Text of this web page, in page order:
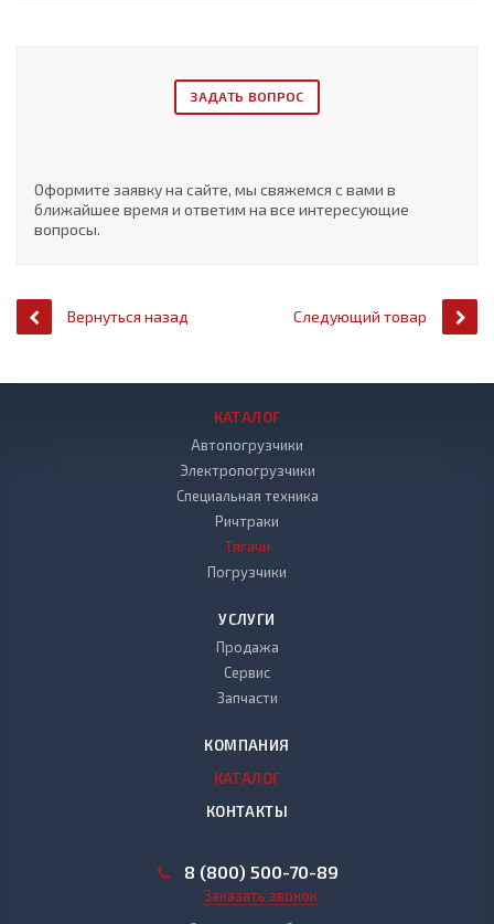
ЗАДАТЬ ВОПРОС
Оформите заявку на сайте, мы свяжемся с вами в
ближайшее время и ответим на все интересующие
вопросы.
Вернуться назад Следующий товар
КАТАЛОГ
Автопогрузчики
Электропогрузчики
Специальная техника
Ричтраки
Тягачи
Погрузчики
УСЛУГИ
Продажа
Сервис
Запчасти
КОМПАНИЯ
КАТАЛОГ
КОНТАКТЫ
8 (800) 500-70-89
Заказать звонок